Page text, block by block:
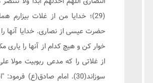
(29)؛ خدایا من از غلات بیزارم
حضرت عیسی از نصاری. خدایا آنها
خوار کن و هیچ کدام از آنها را یاری
از غلاتی را که مدعی ربوبیت مولا
سوزاند(30). امام صادق(ع) فرمود: